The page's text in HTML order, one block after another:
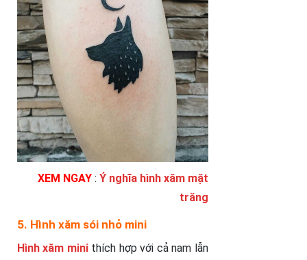
XEM NGAY: Ý nghĩa hình xăm mặt
trăng
5. Hình xăm sói nhỏ mini
Hình xăm minithích hợp với cả nam lẫn